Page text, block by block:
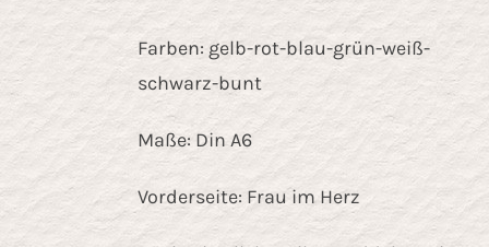
Farben: gelb-rot-blau-grün-weiß-
schwarz-bunt
Maße: Din A6
Vorderseite: Frau im Herz